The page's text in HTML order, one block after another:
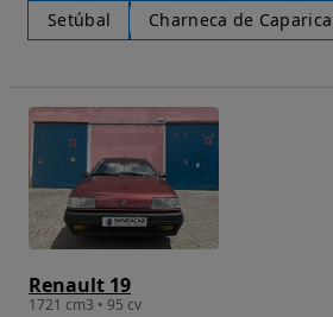
Setúbal Charneca de
Renault 19
1721 cm3 • 95 cv